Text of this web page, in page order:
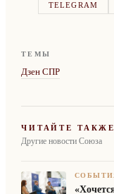
TELEGRAM
ТЕМЫ
Дзен СПР
ЧИТАЙТЕ ТАКЖЕ
Другие новости Союза